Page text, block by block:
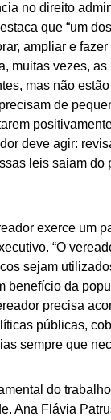
no direito
que “um
ampliar e
muitas vezes,
mas não
de
deve agir:
leis saiam do
exerce um
“O
sejam
benefício da
precisa
públicas,
sempre que
do
Ana Flávia